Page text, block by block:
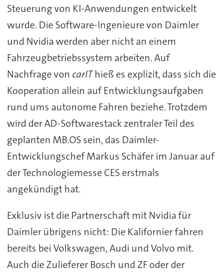
Steuerung von KI-Anwendungen entwickelt
wurde. Die Software-Ingenieure von Daimler
und Nvidia werden aber nicht an einem
Fahrzeugbetriebssystem arbeiten. Auf
Nachfrage von carIThieß es explizit, dass sich die
Kooperation allein auf Entwicklungsaufgaben
rund ums autonome Fahren beziehe. Trotzdem
wird der AD-Softwarestack zentraler Teil des
geplanten MB.OS sein, das Daimler-
Entwicklungschef Markus Schäfer im Januar auf
der Technologiemesse CES erstmals
angekündigt hat.
Exklusiv ist die Partnerschaft mit Nvidia für
Daimler übrigens nicht: Die Kalifornier fahren
bereits bei Volkswagen, Audi und Volvo mit.
Auch die Zulieferer Bosch und ZF oder der